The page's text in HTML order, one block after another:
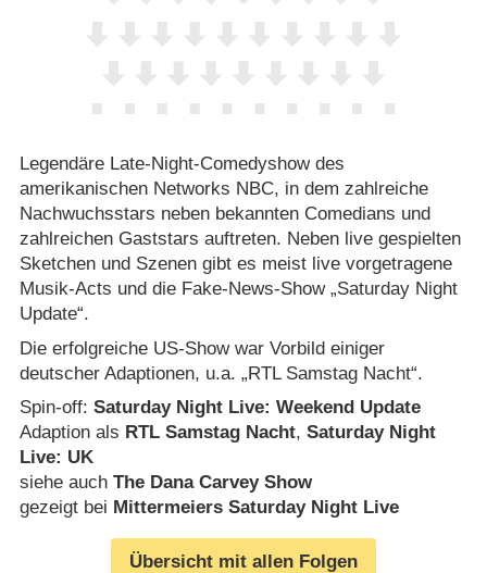
Legendäre Late-Night-Comedyshow des
amerikanischen Networks NBC, in dem zahlreiche
Nachwuchsstars neben bekannten Comedians und
zahlreichen Gaststars auftreten. Neben live gespielten
Sketchen und Szenen gibt es meist live vorgetragene
Musik-Acts und die Fake-News-Show „Saturday Night
Update“.
Die erfolgreiche US-Show war Vorbild einiger
deutscher Adaptionen, u.a. „RTL Samstag Nacht“.
Spin-off: Saturday Night Live: Weekend Update
Adaption als RTL Samstag Nacht, Saturday Night
Live: UK
siehe auch The Dana Carvey Show
gezeigt bei Mittermeiers Saturday Night Live
Übersicht mit allen Folgen